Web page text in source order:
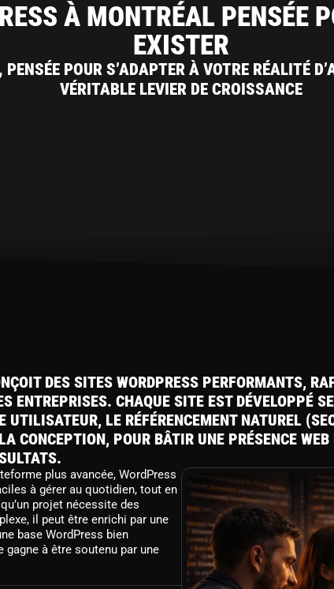
À MONTRÉAL PENSÉE
EXISTER
POUR S’ADAPTER À VOTRE RÉALITÉ
VÉRITABLE LEVIER DE CROISSANCE
DES SITES WORDPRESS PERFORMANTS,
ENTREPRISES. CHAQUE SITE EST DÉVELOPPÉ
UTILISATEUR, LE RÉFÉRENCEMENT NATUREL
CONCEPTION, POUR BÂTIR UNE PRÉSENCE
plus avancée, WordPress
à gérer au quotidien, tout en
projet nécessite des
il peut être enrichi par une
base WordPress bien
à être soutenu par une